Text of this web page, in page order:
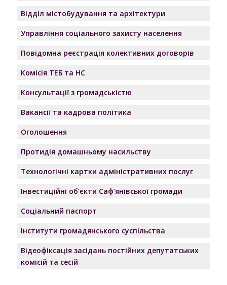
Відділ містобудування та архітектури
Управління соціального захисту населення
Повідомна реєстрація колективних договорів
Комісія ТЕБ та НС
Консультації з громадськістю
Вакансії та кадрова політика
Оголошення
Протидія домашньому насильству
Технологічні картки адміністративних послуг
Інвестиційні об’єкти Саф’янівської громади
Соціальний паспорт
Інститути громадянського суспільства
Відеофіксація засідань постійних депутатських
комісій та сесій